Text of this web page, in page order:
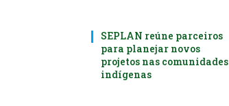
SEPLAN reúne parceiros
para planejar novos
projetos nas comunidades
indígenas